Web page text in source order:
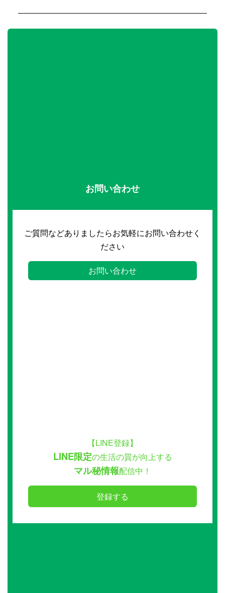
お問い合わせ
ご質問などありましたらお気軽にお問い合わせく
ださい
お問い合わせ
【LINE登録】
LINE限定の生活の質が向上する
マル秘情報配信中！
登録する